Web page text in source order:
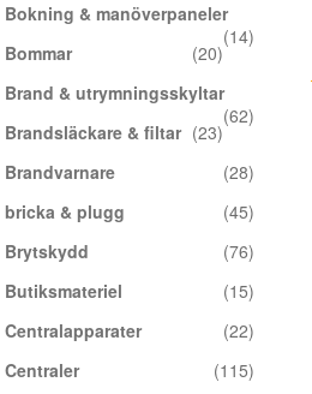
Bokning & manöverpaneler
(14)
Bommar
(20)
Brand & utrymningsskyltar
(62)
Brandsläckare & filtar (23)
Brandvarnare
(28)
bricka & plugg
(45)
Brytskydd
(76)
Butiksmateriel
(15)
Centralapparater
(22)
Centraler
(115)